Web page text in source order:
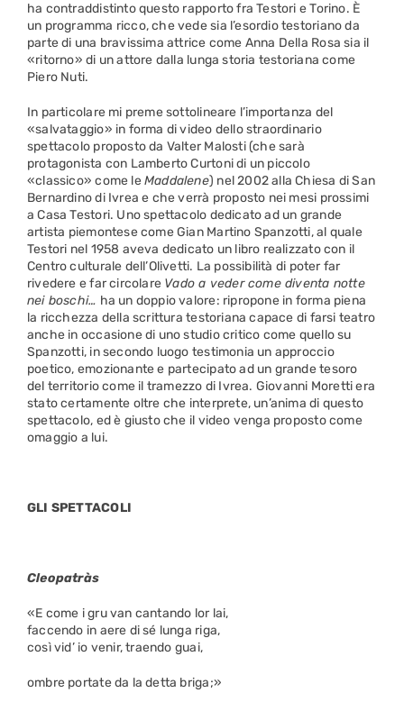
ha contraddistinto questo rapporto fra Testori e Torino. È
un programma ricco, che vede sia l’esordio testoriano da
parte di una bravissima attrice come Anna Della Rosa sia il
«ritorno» di un attore dalla lunga storia testoriana come
Piero Nuti.
In particolare mi preme sottolineare l’importanza del
«salvataggio» in forma di video dello straordinario
spettacolo proposto da Valter Malosti (che sarà
protagonista con Lamberto Curtoni di un piccolo
«classico» come leMaddalene) nel 2002 alla Chiesa di San
Bernardino di Ivrea e che verrà proposto nei mesi prossimi
a Casa Testori. Uno spettacolo dedicato ad un grande
artista piemontese come Gian Martino Spanzotti, al quale
Testori nel 1958 aveva dedicato un libro realizzato con il
Centro culturale dell’Olivetti. La possibilità di poter far
rivedere e far circolare Vado a veder come diventa notte
nei boschi… ha un doppio valore: ripropone in forma piena
la ricchezza della scrittura testoriana capace di farsi teatro
anche in occasione di uno studio critico come quello su
Spanzotti, in secondo luogo testimonia un approccio
poetico, emozionante e partecipato ad un grande tesoro
del territorio come il tramezzo di Ivrea. Giovanni Moretti era
stato certamente oltre che interprete, un’anima di questo
spettacolo, ed è giusto che il video venga proposto come
omaggio a lui.
GLI SPETTACOLI
Cleopatràs
«E come i gru van cantando lor lai,
faccendo in aere di sé lunga riga,
così vid’ io venir, traendo guai,
ombre portate da la detta briga;»